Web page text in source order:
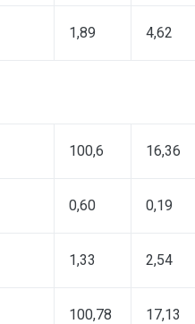
1,89 4,62
100,6 16,36
0,60 0,19
1,33 2,54
100,78 17,13